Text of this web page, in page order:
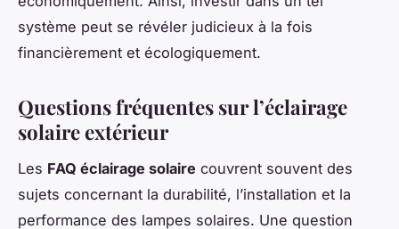
système peut se révéler judicieux à la fois
financièrement et écologiquement.
Questions fréquentes sur l’éclairage
solaire extérieur
Les FAQ éclairage solaire couvrent souvent des
sujets concernant la durabilité, l’installation et la
performance des lampes solaires. Une question